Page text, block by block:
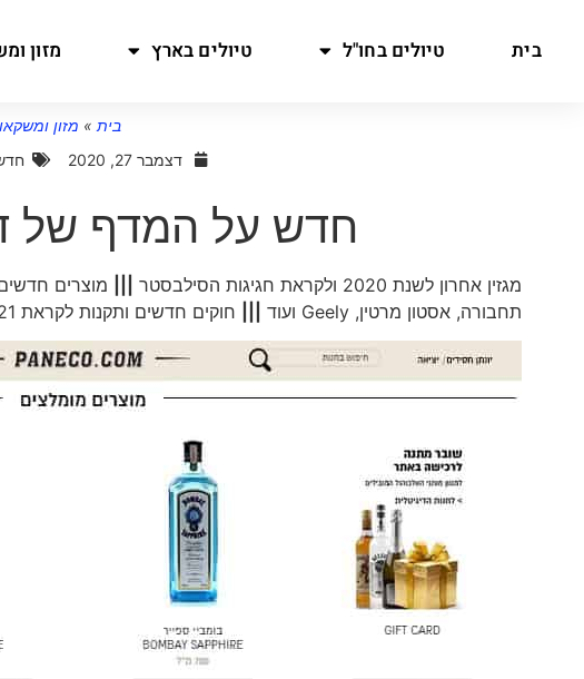
בית טיולים בחו"ל טיולים בארץ מזון
בית » מזון
דצמבר 27, 2020
חדש על המדף של דני בר
מגזין אחרון לשנת 2020 ולקראת חגיגות הסילבסטר מוצרים
תחבורה, אסטון מרטין, Geely ועוד
חוקים חדשים ותקנות לקראת 2021 בזמן הקורונה